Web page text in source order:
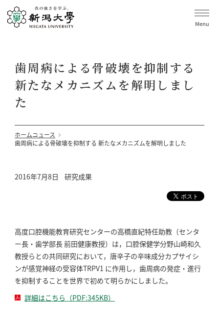
Menu
歯周病による骨破壊を抑制する
新たなメカニズムを解明しまし
た
ホームニュース
歯周病による骨破壊を抑制する 新たなメカニズムを解明しました
2016年7月8日 研究成果
高度口腔機能教育研究センターの高橋直紀特任助教（センタ
ー長・歯学部長 前田健康教授）は，口腔保健学分野山崎和久
教授らとの共同研究において，唐辛子の辛味成分カプサイシ
ンが感覚神経の受容体TRPV1 に作用し，歯周病の発症・進行
を抑制することを世界で初めて明らかにしました。
詳細はこちら（PDF:345KB）